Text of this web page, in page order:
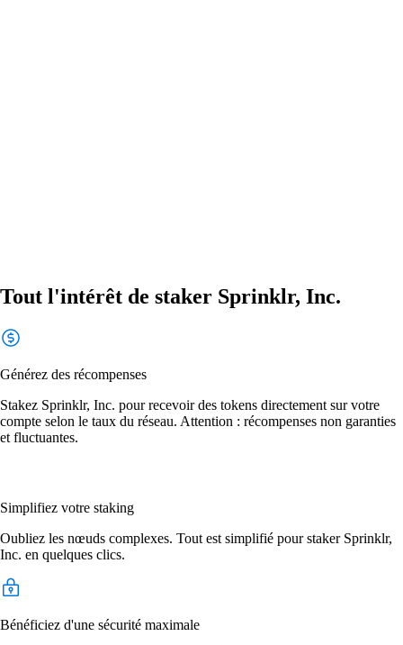
Tout l'intérêt de staker Sprinklr, Inc.
Générez des récompenses
Stakez Sprinklr, Inc. pour recevoir des tokens directement sur votre
compte selon le taux du réseau. Attention : récompenses non garanties
et fluctuantes.
Simplifiez votre staking
Oubliez les nœuds complexes. Tout est simplifié pour staker Sprinklr,
Inc. en quelques clics.
Bénéficiez d'une sécurité maximale